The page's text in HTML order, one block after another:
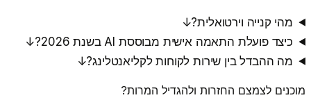
מהי קנייה וירטואלית?↓
כיצד פועלת התאמה אישית מבוססת AI בשנת 2026?
↓
מה ההבדל בין שירות לקוחות לקליאנטלינג?↓
מוכנים לצמצם החזרות ולהגדיל המרות?